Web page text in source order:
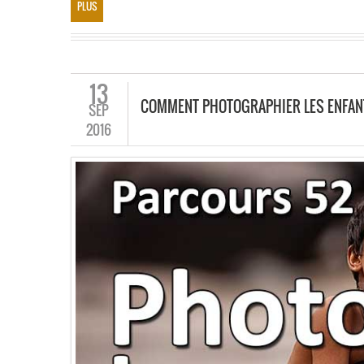
PLUS
13
SEP
2016
COMMENT PHOTOGRAPHIER LES